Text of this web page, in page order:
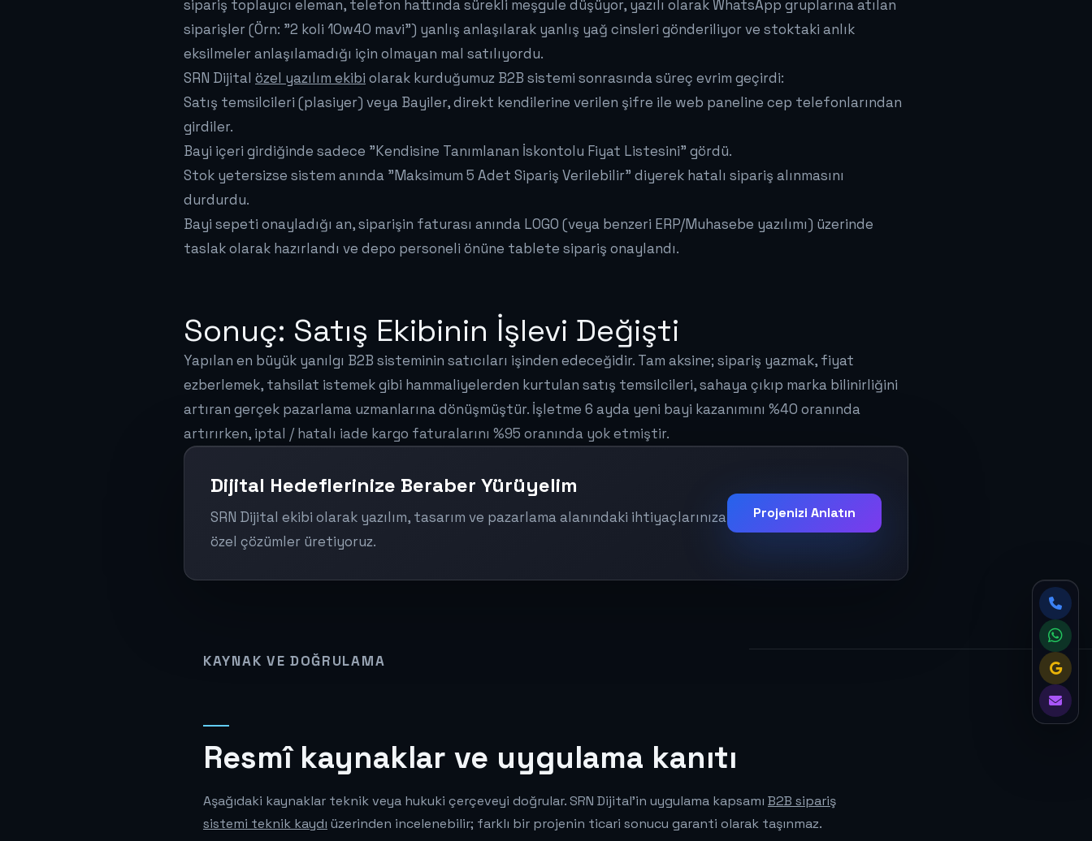
sipariş toplayıcı eleman, telefon hattında sürekli meşgule düşüyor, yazılı olarak WhatsApp gruplarına atılan
siparişler (Örn: "2 koli 10w40 mavi") yanlış anlaşılarak yanlış yağ cinsleri gönderiliyor ve stoktaki anlık
eksilmeler anlaşılamadığı için olmayan mal satılıyordu.
SRN Dijital özel yazılım ekibi olarak kurduğumuz B2B sistemi sonrasında süreç evrim geçirdi:
Satış temsilcileri (plasiyer) veya Bayiler, direkt kendilerine verilen şifre ile web paneline cep telefonlarından
girdiler.
Bayi içeri girdiğinde sadece "Kendisine Tanımlanan İskontolu Fiyat Listesini" gördü.
Stok yetersizse sistem anında "Maksimum 5 Adet Sipariş Verilebilir" diyerek hatalı sipariş alınmasını
durdurdu.
Bayi sepeti onayladığı an, siparişin faturası anında LOGO (veya benzeri ERP/Muhasebe yazılımı) üzerinde
taslak olarak hazırlandı ve depo personeli önüne tablete sipariş onaylandı.
Sonuç: Satış Ekibinin İşlevi Değişti
Yapılan en büyük yanılgı B2B sisteminin satıcıları işinden edeceğidir. Tam aksine; sipariş yazmak, fiyat
ezberlemek, tahsilat istemek gibi hammaliyelerden kurtulan satış temsilcileri, sahaya çıkıp marka bilinirliğini
artıran gerçek pazarlama uzmanlarına dönüşmüştür. İşletme 6 ayda yeni bayi kazanımını %40 oranında
artırırken, iptal / hatalı iade kargo faturalarını %95 oranında yok etmiştir.
Dijital Hedeflerinize Beraber Yürüyelim
SRN Dijital ekibi olarak yazılım, tasarım ve pazarlama alanındaki ihtiyaçlarınıza
özel çözümler üretiyoruz.
Projenizi Anlatın
KAYNAK VE DOĞRULAMA
Resmî kaynaklar ve uygulama kanıtı
Aşağıdaki kaynaklar teknik veya hukuki çerçeveyi doğrular. SRN Dijital'in uygulama kapsamı B2B sipariş
sistemi teknik kaydı üzerinden incelenebilir; farklı bir projenin ticari sonucu garanti olarak taşınmaz.